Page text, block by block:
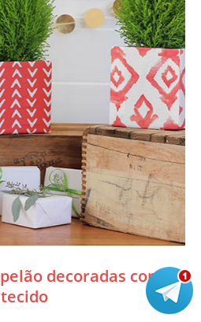
decoradas com
tecido